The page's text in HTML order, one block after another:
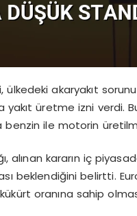
ülkedeki akaryakıt
üretme izni verdi.
benzin ile motorin
alınan kararın iç
beklendiğini belirtti.
oranına sahip